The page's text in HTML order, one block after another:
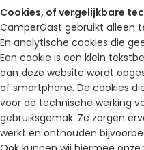
Cookies, of vergelijkbare
CamperGast gebruikt alleen
En analytische cookies die
Een cookie is een klein
aan deze website wordt
of smartphone. De cookies
voor de technische werking
gebruiksgemak. Ze zorgen
werkt en onthouden